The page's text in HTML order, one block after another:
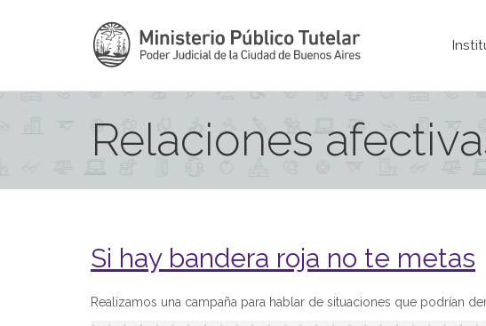
Relaciones
Si hay bandera roja no te metas
Realizamos una campaña para hablar de situaciones que podrían